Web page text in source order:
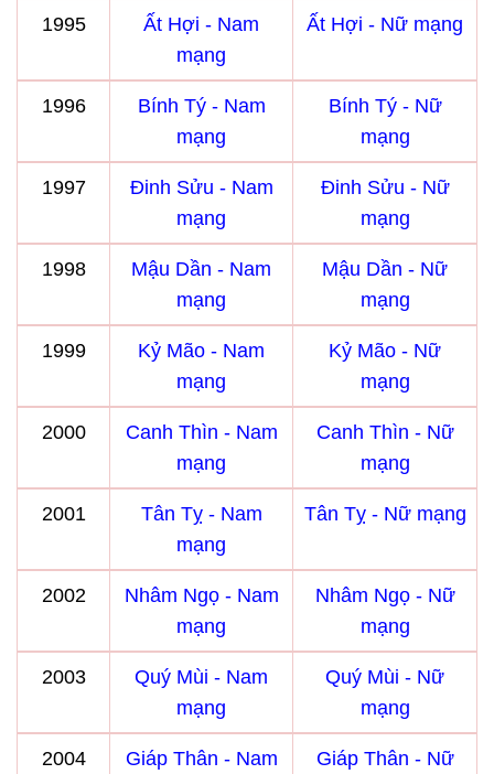
1995
Ất Hợi - Nam
mạng
Ất Hợi - Nữ mạng
1996
Bính Tý - Nam
mạng
Bính Tý - Nữ
mạng
1997
Đinh Sửu - Nam
mạng
Đinh Sửu - Nữ
mạng
1998
Mậu Dần - Nam
mạng
Mậu Dần - Nữ
mạng
1999
Kỷ Mão - Nam
mạng
Kỷ Mão - Nữ
mạng
2000
Canh Thìn - Nam
mạng
Canh Thìn - Nữ
mạng
2001
Tân Tỵ - Nam
mạng
Tân Tỵ - Nữ mạng
2002
Nhâm Ngọ - Nam
mạng
Nhâm Ngọ - Nữ
mạng
2003
Quý Mùi - Nam
mạng
Quý Mùi - Nữ
mạng
2004
Giáp Thân - Nam
Giáp Thân - Nữ